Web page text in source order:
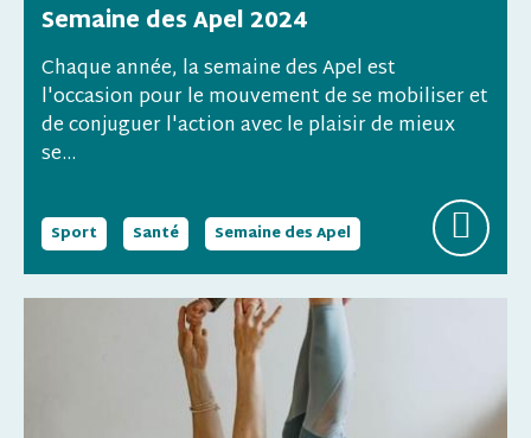
Semaine des Apel 2024
Chaque année, la semaine des Apel est
l'occasion pour le mouvement de se mobiliser et
de conjuguer l'action avec le plaisir de mieux
se...
Sport Santé Semaine des Apel